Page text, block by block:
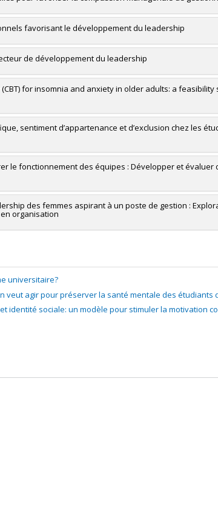
en sciences humaines du Canada
de développement Savoir
Québec - MITACS
favorisant le développement du leadership
du Québec - Société et culture (FQRSC)
à la recherche pour la relève professorale
de développement du leadership
en sciences humaines du Canada
for insomnia and anxiety in older adults: a feasibility
universitaire de gériatrie de Montréal
sentiment d’appartenance et d’exclusion chez les
le fonctionnement des équipes : Développer et
des femmes aspirant à un poste de gestion :
organisation
institutionnelle du CRSH - Subventions d'exploration
universitaire?
veut agir pour préserver la santé mentale des étudiants
identité sociale: un modèle pour stimuler la motivation